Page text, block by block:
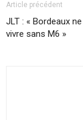
Article précédent
JLT : « Bordeaux
vivre sans M6 »